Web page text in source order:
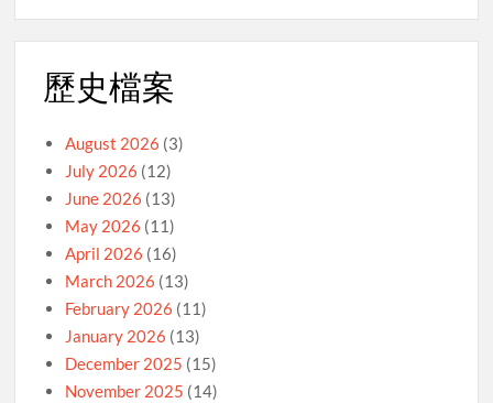
歷史檔案
August 2026 (3)
July 2026 (12)
June 2026 (13)
May 2026 (11)
April 2026 (16)
March 2026 (13)
February 2026 (11)
January 2026 (13)
December 2025 (15)
November 2025 (14)